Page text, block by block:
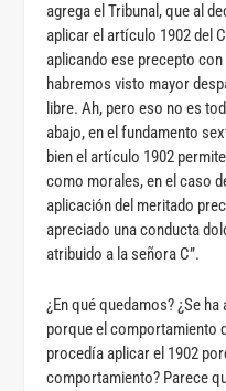
agrega el Tribunal, que al
aplicar el artículo 1902 del
aplicando ese precepto
habremos visto mayor
libre. Ah, pero eso no es
abajo, en el fundamento
bien el artículo 1902
como morales, en el caso
aplicación del meritado
apreciado una conducta
atribuido a la señora C”.
¿En qué quedamos? ¿Se
porque el comportamiento
procedía aplicar el 1902
comportamiento? Parece